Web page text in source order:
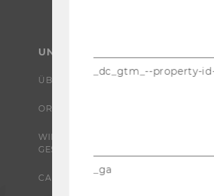
UNIVERSITÄT
ÜBER DIE WU
ORGANISATION
WIRTSCHAFT UND
GESELLSCHAFT
CAMPUS
_dc_gtm_--property-
_ga